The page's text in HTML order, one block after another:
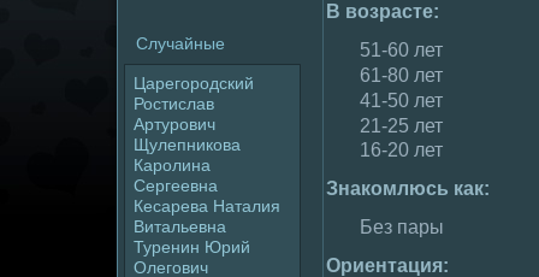
Случайные
Цаpeгоpoдский
Ростислав
Артуpoвич
Щулепникова
Каpoлина
Сергеевна
Кесаpeва Наталия
Витальевна
Туpeнин Юрий
Олегович
В возрасте:
51-60 лет
61-80 лет
41-50 лет
21-25 лет
16-20 лет
Знакомлюсь как:
Без пары
Ориентация: